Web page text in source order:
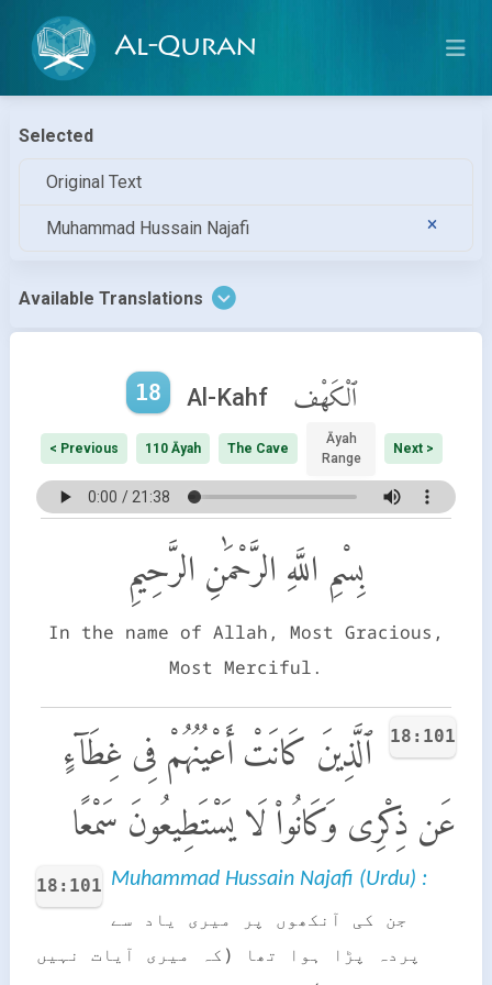
Al-Quran
Selected
Original Text
Muhammad Hussain Najafi
Available Translations
18 Al-Kahf ٱلْكَهْف
< Previous 110 Āyah The Cave
Āyah
Range
Next >
بِسْمِ اللَّهِ الرَّحْمَٰنِ الرَّحِيمِ
In the name of Allah, Most Gracious,
Most Merciful.
18:101
ٱلَّذِينَ كَانَتْ أَعْيُنُهُمْ فِى غِطَآءٍ
عَن ذِكْرِى وَكَانُوا۟ لَا يَسْتَطِيعُونَ سَمْعًا
18:101 Muhammad Hussain Najafi (Urdu) :
جن کی آنکھوں پر میری یاد سے
پردہ پڑا ہوا تھا (کہ میری آیات نہیں